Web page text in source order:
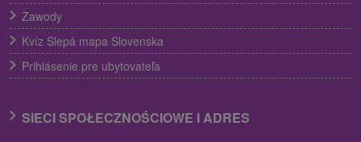
Zawody
Kvíz Slepá mapa Slovenska
Prihlásenie pre ubytovateľa
SIECI SPOŁECZNOŚCIOWE I ADRES